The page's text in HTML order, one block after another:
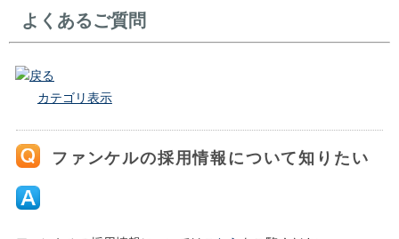
よくあるご質問
戻る
カテゴリ表示
ファンケルの採用情報について知りたい